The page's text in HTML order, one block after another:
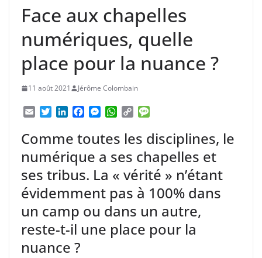
Face aux chapelles
numériques, quelle
place pour la nuance ?
11 août 2021 Jérôme Colombain
a
i
l
i
t
t
e
r
n
k
e
d
I
n
c
e
b
o
o
k
M
s
s
e
n
g
e
W
a
t
s
p
p
p
y
L
i
n
k
s
s
a
g
e
Comme toutes les disciplines, le
numérique a ses chapelles et
ses tribus. La « vérité » n’étant
évidemment pas à 100% dans
un camp ou dans un autre,
reste-t-il une place pour la
nuance ?